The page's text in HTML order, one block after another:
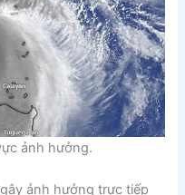
ảnh hưởng.
ảnh hưởng trực tiếp